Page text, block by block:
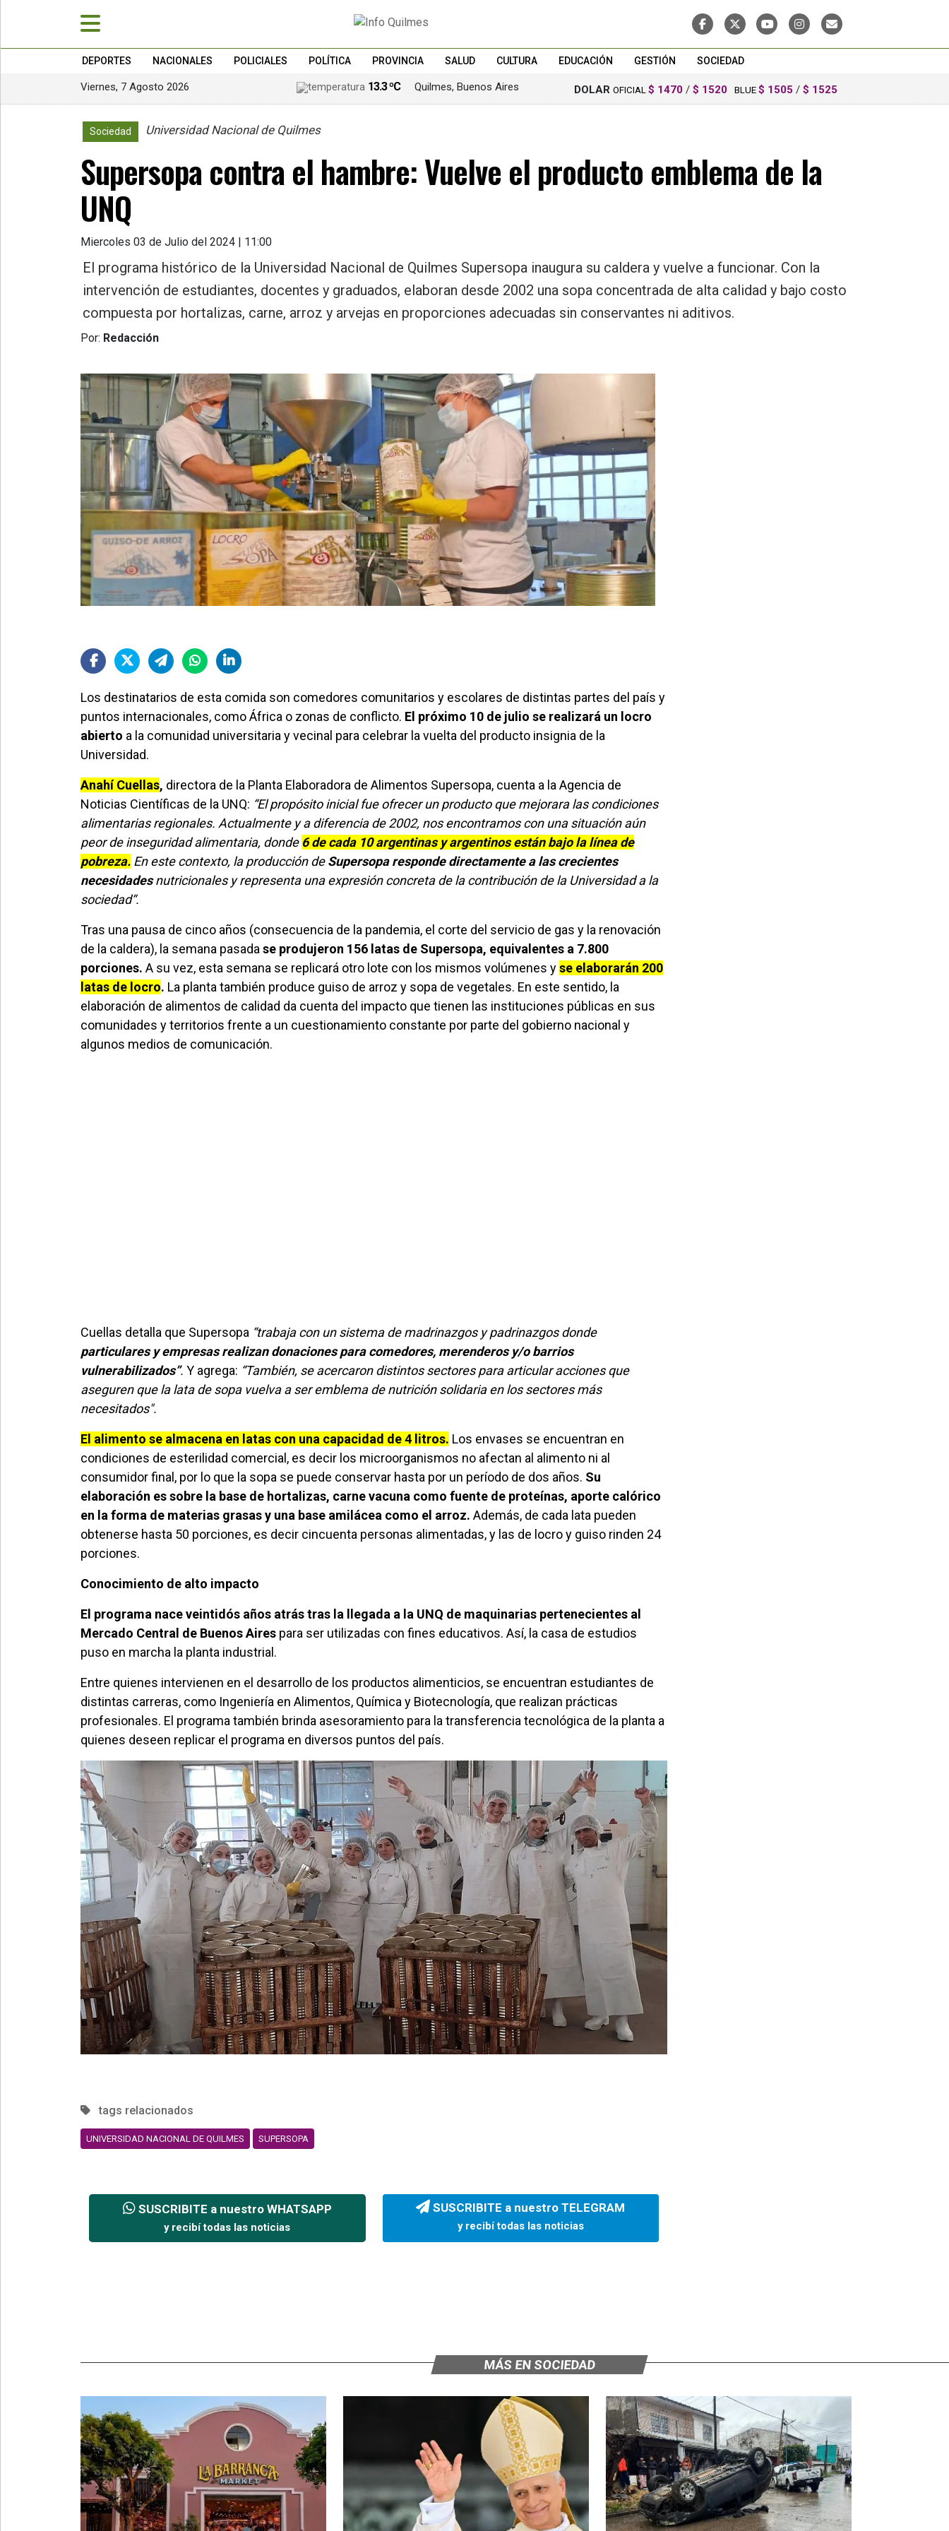
DEPORTES NACIONALES POLICIALES POLÍTICA PROVINCIA SALUD CULTURA EDUCACIÓN GESTIÓN SOCIEDAD
Viernes, 7 Agosto 2026 13.3 ºC Quilmes, Buenos Aires DOLAR OFICIAL $ 1470 / $ 1520 BLUE $ 1505 / $ 1525
Sociedad Universidad Nacional de Quilmes
Supersopa contra el hambre: Vuelve el producto emblema de la
UNQ
Miercoles 03 de Julio del 2024 | 11:00
El programa histórico de la Universidad Nacional de Quilmes Supersopa inaugura su caldera y vuelve a funcionar. Con la
intervención de estudiantes, docentes y graduados, elaboran desde 2002 una sopa concentrada de alta calidad y bajo costo
compuesta por hortalizas, carne, arroz y arvejas en proporciones adecuadas sin conservantes ni aditivos.
Por: Redacción
Los destinatarios de esta comida son comedores comunitarios y escolares de distintas partes del país y
puntos internacionales, como África o zonas de conflicto. El próximo 10 de julio se realizará un locro
abierto a la comunidad universitaria y vecinal para celebrar la vuelta del producto insignia de la
Universidad.
Anahí Cuellas, directora de la Planta Elaboradora de Alimentos Supersopa, cuenta a la Agencia de
Noticias Científicas de la UNQ: “El propósito inicial fue ofrecer un producto que mejorara las condiciones
alimentarias regionales. Actualmente y a diferencia de 2002, nos encontramos con una situación aún
peor de inseguridad alimentaria, donde 6 de cada 10 argentinas y argentinos están bajo la línea de
pobreza. En este contexto, la producción deSupersopa responde directamente a las crecientes
necesidadesnutricionales y representa una expresión concreta de la contribución de la Universidad a la
sociedad“.
Tras una pausa de cinco años (consecuencia de la pandemia, el corte del servicio de gas y la renovación
de la caldera), la semana pasada se produjeron 156 latas de Supersopa, equivalentes a 7.800
porciones. A su vez, esta semana se replicará otro lote con los mismos volúmenes yse elaborarán 200
latas de locro. La planta también produce guiso de arroz y sopa de vegetales. En este sentido, la
elaboración de alimentos de calidad da cuenta del impacto que tienen las instituciones públicas en sus
comunidades y territorios frente a un cuestionamiento constante por parte del gobierno nacional y
algunos medios de comunicación.
Cuellas detalla que Supersopa “trabaja con un sistema de madrinazgos y padrinazgos donde
particulares y empresas realizan donaciones para comedores, merenderos y/o barrios
vulnerabilizados”. Y agrega: “También, se acercaron distintos sectores para articular acciones que
aseguren que la lata de sopa vuelva a ser emblema de nutrición solidaria en los sectores más
necesitados".
El alimento se almacena en latas con una capacidad de 4 litros. Los envases se encuentran en
condiciones de esterilidad comercial, es decir los microorganismos no afectan al alimento ni al
consumidor final, por lo que la sopa se puede conservar hasta por un período de dos años. Su
elaboración es sobre la base de hortalizas, carne vacuna como fuente de proteínas, aporte calórico
en la forma de materias grasas y una base amilácea como el arroz. Además, de cada lata pueden
obtenerse hasta 50 porciones, es decir cincuenta personas alimentadas, y las de locro y guiso rinden 24
porciones.
Conocimiento de alto impacto
El programa nace veintidós años atrás tras la llegada a la UNQ de maquinarias pertenecientes al
Mercado Central de Buenos Aires para ser utilizadas con fines educativos. Así, la casa de estudios
puso en marcha la planta industrial.
Entre quienes intervienen en el desarrollo de los productos alimenticios, se encuentran estudiantes de
distintas carreras, como Ingeniería en Alimentos, Química y Biotecnología, que realizan prácticas
profesionales. El programa también brinda asesoramiento para la transferencia tecnológica de la planta a
quienes deseen replicar el programa en diversos puntos del país.
tags relacionados
UNIVERSIDAD NACIONAL DE QUILMES SUPERSOPA
SUSCRIBITE a nuestro WHATSAPP
y recibí todas las noticias
SUSCRIBITE a nuestro TELEGRAM
y recibí todas las noticias
MÁS EN SOCIEDAD